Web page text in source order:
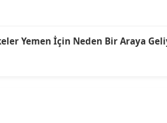
Yemen İçin Neden Bir Araya